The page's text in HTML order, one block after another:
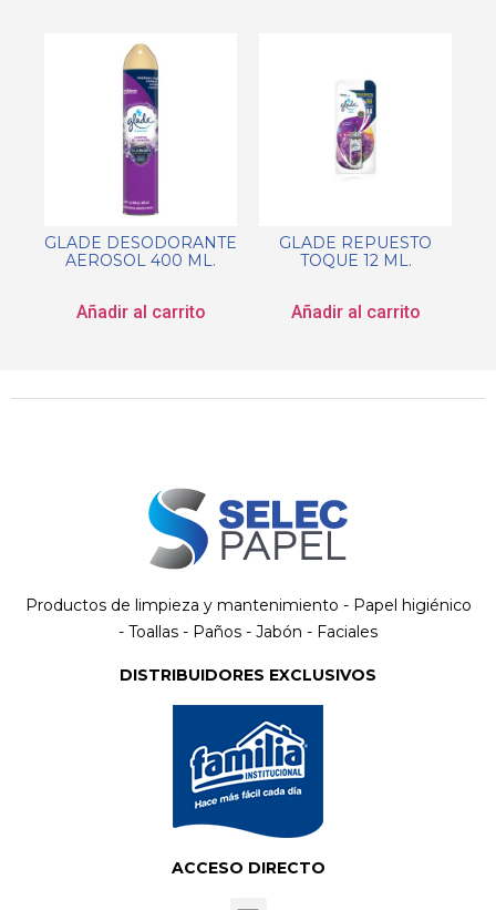
GLADE DESODORANTE
AEROSOL 400 ML.
Añadir al carrito
GLADE REPUESTO
TOQUE 12 ML.
Añadir al carrito
Productos de limpieza y mantenimiento - Papel higiénico
- Toallas - Paños - Jabón - Faciales
DISTRIBUIDORES EXCLUSIVOS
ACCESO DIRECTO